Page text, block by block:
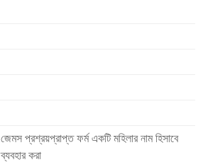
জেমস প্রশ্রয়প্রাপ্ত ফর্ম একটি মহিলার নাম হিসাবে
ব্যবহার করা